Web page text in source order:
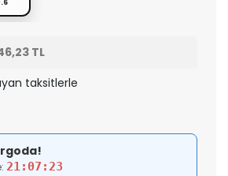
TL
taksitlerle
21:07:23